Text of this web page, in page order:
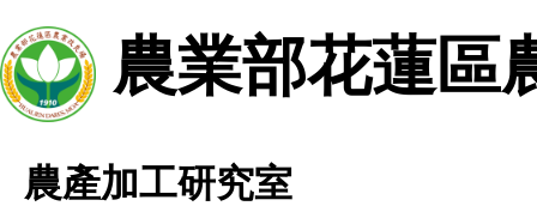
農業部花蓮區
農產加工研究室